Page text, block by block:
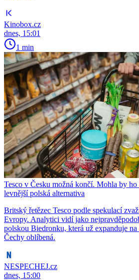
Kinobox.cz
dnes, 15:01
1 min
Tesco v Česku možná končí. Mohla by ho
levnější polská alternativa
Britský řetězec Tesco podle spekulací
Evropy. Analytici vidí jako
polskou Biedronku, která už expanduje
Čechy oblíbená.
NESPECHEJ.cz
dnes, 15:00